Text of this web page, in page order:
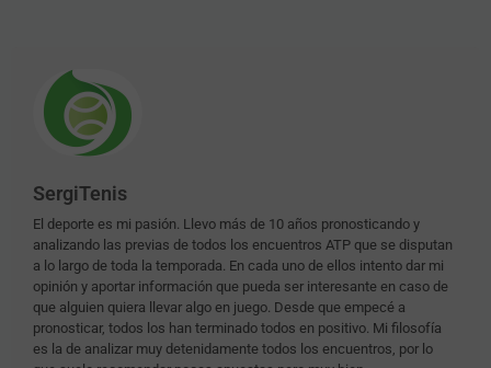
SergiTenis
El deporte es mi pasión. Llevo más de 10 años pronosticando y
analizando las previas de todos los encuentros ATP que se disputan
a lo largo de toda la temporada. En cada uno de ellos intento dar mi
opinión y aportar información que pueda ser interesante en caso de
que alguien quiera llevar algo en juego. Desde que empecé a
pronosticar, todos los han terminado todos en positivo. Mi filosofía
es la de analizar muy detenidamente todos los encuentros, por lo